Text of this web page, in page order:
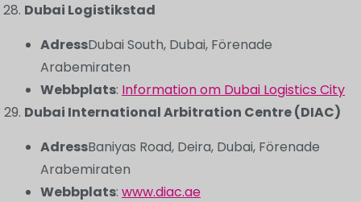
Dubai Logistikstad
AdressDubai South, Dubai, Förenade
Arabemiraten
Webbplats: Information om Dubai Logistics City
Dubai International Arbitration Centre (DIAC)
AdressBaniyas Road, Deira, Dubai, Förenade
Arabemiraten
Webbplats: www.diac.ae